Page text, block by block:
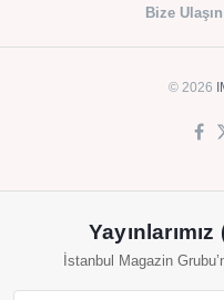
Bize
© 2026
İstanbul Magazin